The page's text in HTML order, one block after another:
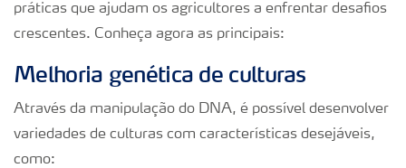
práticas que ajudam os agricultores a enfrentar desafios
crescentes. Conheça agora as principais:
Melhoria genética de culturas
Através da manipulação do DNA, é possível desenvolver
variedades de culturas com características desejáveis,
como: